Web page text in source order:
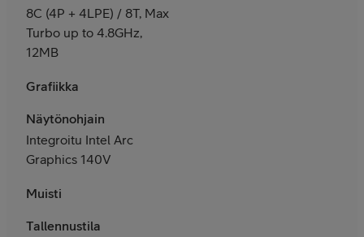
8C (4P + 4LPE) / 8T, Max
Turbo up to 4.8GHz,
12MB
Grafiikka
Näytönohjain
Integroitu Intel Arc
Graphics 140V
Muisti
Tallennustila